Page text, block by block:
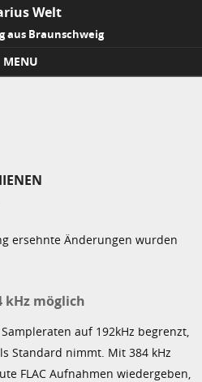
Welt
aus Braunschweig
MENU
ersehnte Änderungen wurden
kHz möglich
auf 192kHz begrenzt,
Standard nimmt. Mit 384 kHz
FLAC Aufnahmen wiedergeben,